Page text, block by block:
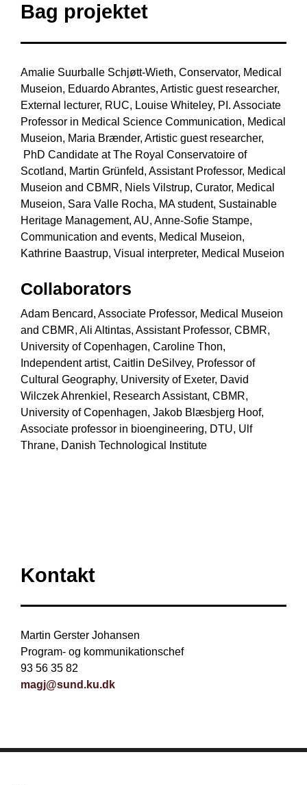
Bag projektet
Amalie Suurballe Schjøtt-Wieth, Conservator, Medical
Museion, Eduardo Abrantes, Artistic guest researcher,
External lecturer, RUC, Louise Whiteley, PI. Associate
Professor in Medical Science Communication, Medical
Museion, Maria Brænder, Artistic guest researcher,
PhD Candidate at The Royal Conservatoire of
Scotland, Martin Grünfeld, Assistant Professor, Medical
Museion and CBMR, Niels Vilstrup, Curator, Medical
Museion, Sara Valle Rocha, MA student, Sustainable
Heritage Management, AU, Anne-Sofie Stampe,
Communication and events, Medical Museion,
Kathrine Baastrup, Visual interpreter, Medical Museion
Collaborators
Adam Bencard, Associate Professor, Medical Museion
and CBMR, Ali Altintas, Assistant Professor, CBMR,
University of Copenhagen, Caroline Thon,
Independent artist, Caitlin DeSilvey, Professor of
Cultural Geography, University of Exeter, David
Wilczek Ahrenkiel, Research Assistant, CBMR,
University of Copenhagen, Jakob Blæsbjerg Hoof,
Associate professor in bioengineering, DTU, Ulf
Thrane, Danish Technological Institute
Kontakt
Martin Gerster Johansen
Program- og kommunikationschef
93 56 35 82
magj@sund.ku.dk